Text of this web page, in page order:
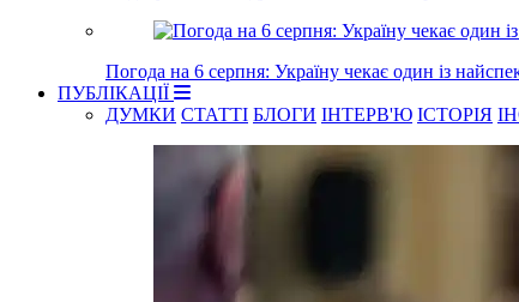
Погода на 6 серпня: Україну чекає один із
ПУБЛІКАЦІЇ
ДУМКИ СТАТТІ БЛОГИ ІНТЕРВ'Ю ІСТОРІЯ